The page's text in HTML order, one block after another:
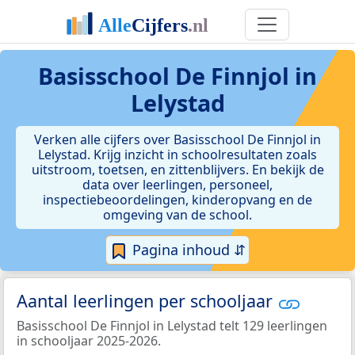
Basisschool De Finnjol in
Lelystad
Verken alle cijfers over Basisschool De Finnjol in
Lelystad. Krijg inzicht in schoolresultaten zoals
uitstroom, toetsen, en zittenblijvers. En bekijk de
data over leerlingen, personeel,
inspectiebeoordelingen, kinderopvang en de
omgeving van de school.
Pagina inhoud ⇵
Aantal leerlingen per schooljaar
Basisschool De Finnjol in Lelystad telt 129 leerlingen
in schooljaar 2025-2026.